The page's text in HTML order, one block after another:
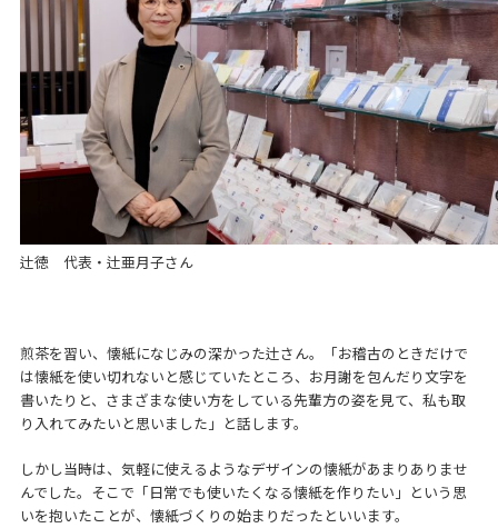
辻徳 代表・辻亜月子さん
煎茶を習い、懐紙になじみの深かった辻さん。「お稽古のときだけで
は懐紙を使い切れないと感じていたところ、お月謝を包んだり文字を
書いたりと、さまざまな使い方をしている先輩方の姿を見て、私も取
り入れてみたいと思いました」と話します。
しかし当時は、気軽に使えるようなデザインの懐紙があまりありませ
んでした。そこで「日常でも使いたくなる懐紙を作りたい」という思
いを抱いたことが、懐紙づくりの始まりだったといいます。